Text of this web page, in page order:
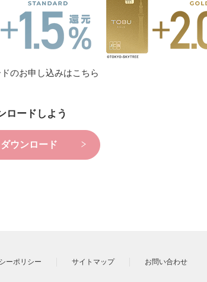
のお申し込みはこちら
ロードしよう
ダウンロード
ーポリシー サイトマップ お問い合わせ